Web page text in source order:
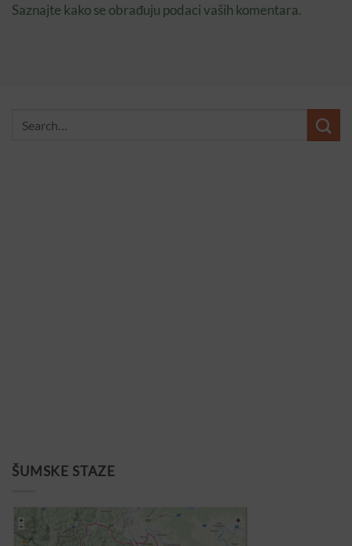
Saznajte kako se obrađuju podaci vaših komentara.
ŠUMSKE STAZE